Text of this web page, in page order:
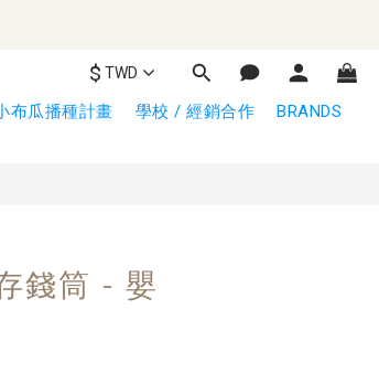
$ TWD
布瓜播種計畫 學校 / 經銷合作 BRANDS
錢筒 - 嬰
立即購買